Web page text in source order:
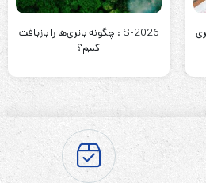
S-2026 : چگونه باتری‌ها را بازیافت
کنیم؟